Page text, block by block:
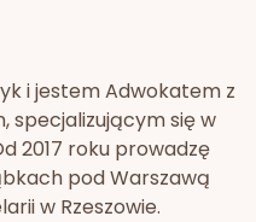
i jestem Adwokatem z
specjalizującym się w
2017 roku prowadzę
pod Warszawą
w Rzeszowie.